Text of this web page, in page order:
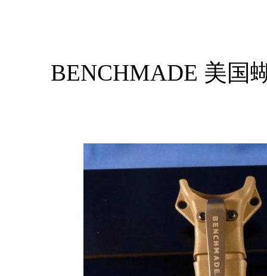
BENCHMADE 美国